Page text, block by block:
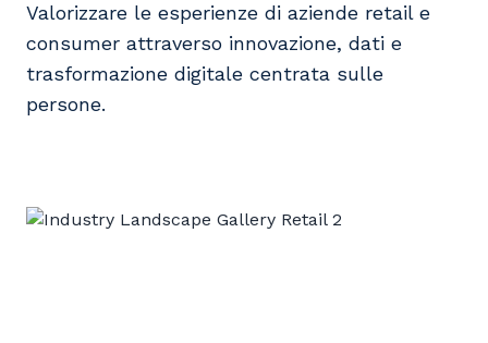
Valorizzare le esperienze di aziende retail e
consumer attraverso innovazione, dati e
trasformazione digitale centrata sulle
persone.